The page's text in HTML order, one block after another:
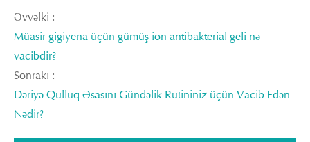
Əvvəlki :
Müasir gigiyena üçün gümüş ion antibakterial geli nə
vacibdir?
Sonrakı :
Dəriyə Qulluq Əsasını Gündəlik Rutininiz üçün Vacib Edən
Nədir?